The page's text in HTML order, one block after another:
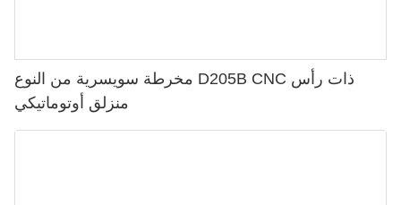
مخرطة سويسرية من النوع D205B CNC ذات رأس
منزلق أوتوماتيكي